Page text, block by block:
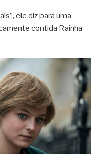
ele diz para uma
contida Rainha